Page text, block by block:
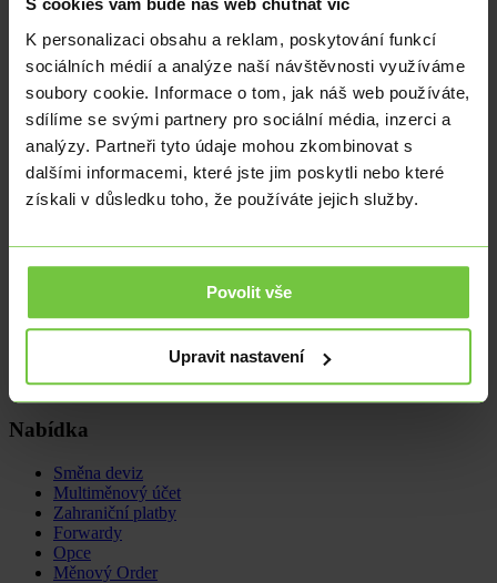
S cookies vám bude náš web chutnat víc
K personalizaci obsahu a reklam, poskytování funkcí
sociálních médií a analýze naší návštěvnosti využíváme
soubory cookie. Informace o tom, jak náš web používáte,
sdílíme se svými partnery pro sociální média, inzerci a
analýzy. Partneři tyto údaje mohou zkombinovat s
dalšími informacemi, které jste jim poskytli nebo které
získali v důsledku toho, že používáte jejich služby.
Povolit vše
Upravit nastavení
ekonomiky. Vzhledem k provázanosti s našimi obchodními partnery,
normálu. Pokud se vše zvládne hladce, mohou dnešní dubnová čísla
být ta nejhorší a s příchodem květnových statistik se situace bude
lepšit.
Pokud tomu tak nebude a naši důležití obchodní partneři se budou
„zvedat“ pomalu, zbrzdění nemine ani ČR. Dnes zveřejněná
průmyslová výroba za duben z Německa ukázala na meziroční
propad o 25,3 %, což bohužel naznačuje, že postavení se na nohy
může trvat poněkud déle.
tomas.volf@citfin.cz +420 733 129 381
Devizovým trhem se zabývá od roku 2005 a analytické činnosti se
věnuje od roku 2008. Jeho doménou jsou analýzy
makroekonomických údajů, mezinárodní politika a jeho komentáře
přebírají domácí média.
Nabídka
Směna deviz
Multiměnový účet
Zahraniční platby
Forwardy
Opce
Měnový Order